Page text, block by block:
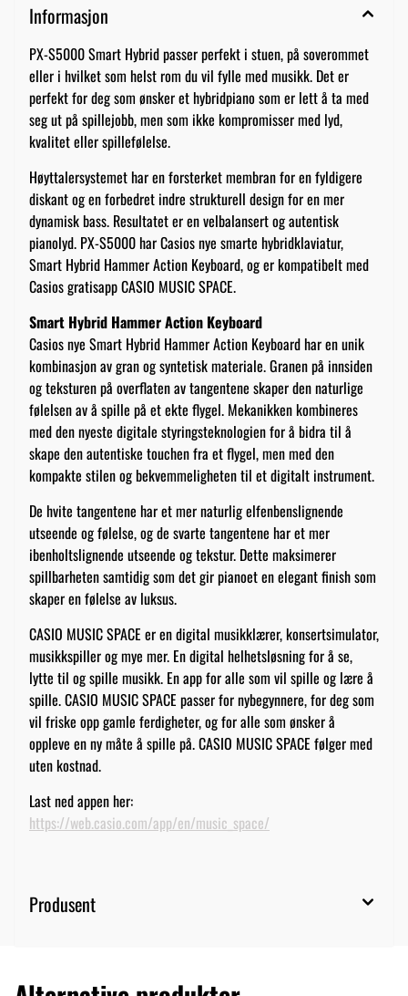
Informasjon
PX-S5000 Smart Hybrid passer perfekt i stuen, på soverommet
eller i hvilket som helst rom du vil fylle med musikk. Det er
perfekt for deg som ønsker et hybridpiano som er lett å ta med
seg ut på spillejobb, men som ikke kompromisser med lyd,
kvalitet eller spillefølelse.
Høyttalersystemet har en forsterket membran for en fyldigere
diskant og en forbedret indre strukturell design for en mer
dynamisk bass. Resultatet er en velbalansert og autentisk
pianolyd. PX-S5000 har Casios nye smarte hybridklaviatur,
Smart Hybrid Hammer Action Keyboard, og er kompatibelt med
Casios gratisapp CASIO MUSIC SPACE.
Smart Hybrid Hammer Action Keyboard
Casios nye Smart Hybrid Hammer Action Keyboard har en unik
kombinasjon av gran og syntetisk materiale. Granen på innsiden
og teksturen på overflaten av tangentene skaper den naturlige
følelsen av å spille på et ekte flygel. Mekanikken kombineres
med den nyeste digitale styringsteknologien for å bidra til å
skape den autentiske touchen fra et flygel, men med den
kompakte stilen og bekvemmeligheten til et digitalt instrument.
De hvite tangentene har et mer naturlig elfenbenslignende
utseende og følelse, og de svarte tangentene har et mer
ibenholtslignende utseende og tekstur. Dette maksimerer
spillbarheten samtidig som det gir pianoet en elegant finish som
skaper en følelse av luksus.
CASIO MUSIC SPACE er en digital musikklærer, konsertsimulator,
musikkspiller og mye mer. En digital helhetsløsning for å se,
lytte til og spille musikk. En app for alle som vil spille og lære å
spille. CASIO MUSIC SPACE passer for nybegynnere, for deg som
vil friske opp gamle ferdigheter, og for alle som ønsker å
oppleve en ny måte å spille på. CASIO MUSIC SPACE følger med
uten kostnad.
Last ned appen her:
https://web.casio.com/app/en/music_space/
Produsent